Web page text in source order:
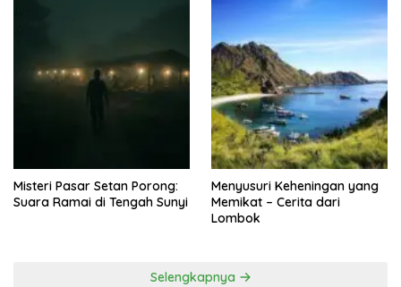
Misteri Pasar Setan Porong:
Suara Ramai di Tengah Sunyi
Menyusuri Keheningan yang
Memikat – Cerita dari
Lombok
Selengkapnya